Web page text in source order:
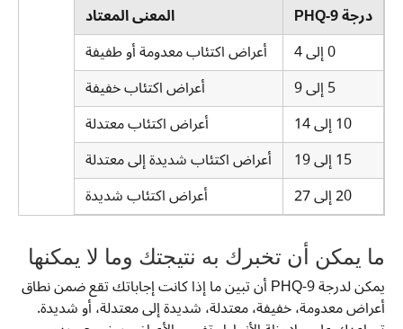
درجة PHQ-9
المعنى المعتاد
0 إلى 4
أعراض اكتئاب معدومة أو طفيفة
5 إلى 9
أعراض اكتئاب خفيفة
10 إلى 14
أعراض اكتئاب معتدلة
15 إلى 19
أعراض اكتئاب شديدة إلى معتدلة
20 إلى 27
أعراض اكتئاب شديدة
ما يمكن أن تخبرك به نتيجتك وما لا يمكنها
يمكن لدرجة PHQ-9 أن تبين ما إذا كانت إجاباتك تقع ضمن نطاق
أعراض معدومة، خفيفة، معتدلة، شديدة إلى معتدلة، أو شديدة.